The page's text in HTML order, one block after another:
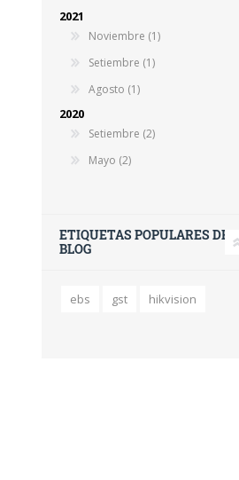
2021
Noviembre (1)
Setiembre (1)
Agosto (1)
2020
Setiembre (2)
Mayo (2)
ETIQUETAS POPULARES DEL
BLOG
ebs gst hikvision